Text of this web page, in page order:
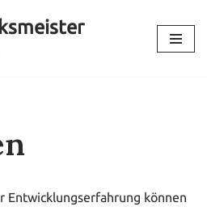
Entwicklungserfahrung können